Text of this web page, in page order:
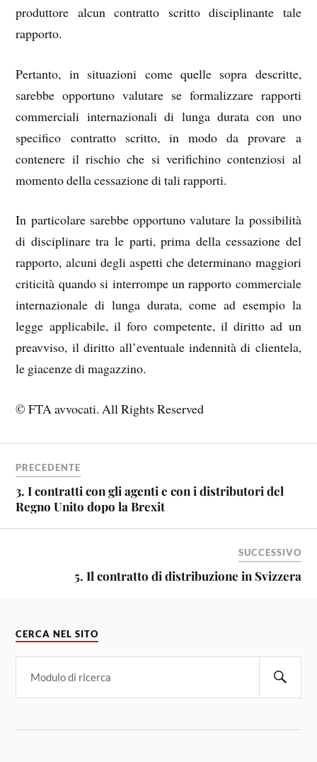
produttore alcun contratto scritto disciplinante tale
rapporto.
Pertanto, in situazioni come quelle sopra descritte,
sarebbe opportuno valutare se formalizzare rapporti
commerciali internazionali di lunga durata con uno
specifico contratto scritto, in modo da provare a
contenere il rischio che si verifichino contenziosi al
momento della cessazione di tali rapporti.
In particolare sarebbe opportuno valutare la possibilità
di disciplinare tra le parti, prima della cessazione del
rapporto, alcuni degli aspetti che determinano maggiori
criticità quando si interrompe un rapporto commerciale
internazionale di lunga durata, come ad esempio la
legge applicabile, il foro competente, il diritto ad un
preavviso, il diritto all’eventuale indennità di clientela,
le giacenze di magazzino.
© FTA avvocati. All Rights Reserved
PRECEDENTE
3. I contratti con gli agenti e con i distributori del
Regno Unito dopo la Brexit
SUCCESSIVO
5. Il contratto di distribuzione in Svizzera
CERCA NEL SITO